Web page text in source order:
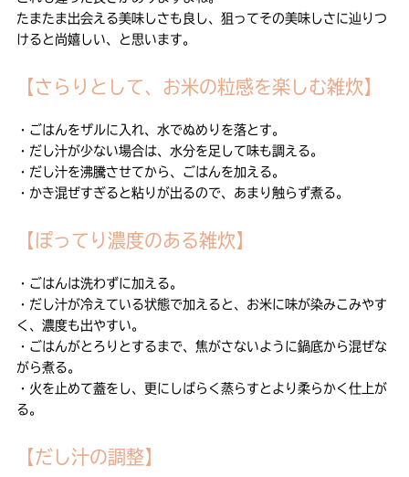
たまたま出会える美味しさも良し、狙ってその美味しさに辿りつ
けると尚嬉しい、と思います。
【さらりとして、お米の粒感を楽しむ雑炊】
・ごはんをザルに入れ、水でぬめりを落とす。
・だし汁が少ない場合は、水分を足して味も調える。
・だし汁を沸騰させてから、ごはんを加える。
・かき混ぜすぎると粘りが出るので、あまり触らず煮る。
【ぽってり濃度のある雑炊】
・ごはんは洗わずに加える。
・だし汁が冷えている状態で加えると、お米に味が染みこみやす
く、濃度も出やすい。
・ごはんがとろりとするまで、焦がさないように鍋底から混ぜな
がら煮る。
・火を止めて蓋をし、更にしばらく蒸らすとより柔らかく仕上が
る。
【だし汁の調整】